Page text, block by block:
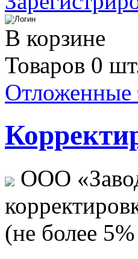
В корзине
Товаров 0
Отложенные
ООО
(не более